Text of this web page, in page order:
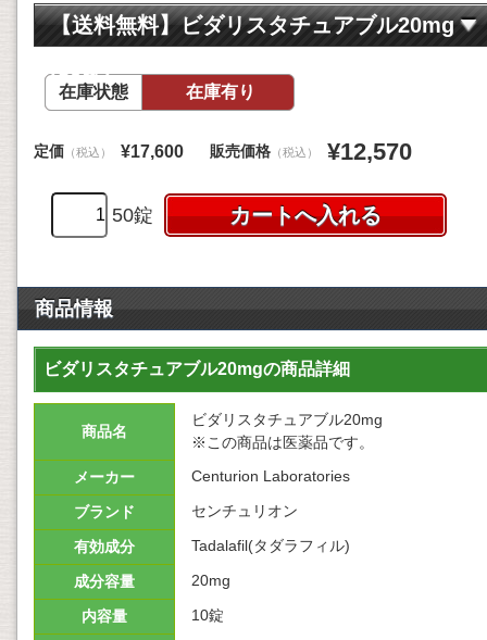
【送料無料】ビダリスタチュアブル20mg
(50錠)
在庫状態 在庫有り
定価 （税込） ¥17,600 販売価格 （税込） ¥12,570
50錠
商品情報
ビダリスタチュアブル20mgの商品詳細
商品名
ビダリスタチュアブル20mg
※この商品は医薬品です。
メーカー
Centurion Laboratories
ブランド センチュリオン
有効成分 Tadalafil(タダラフィル)
成分容量 20mg
内容量 10錠